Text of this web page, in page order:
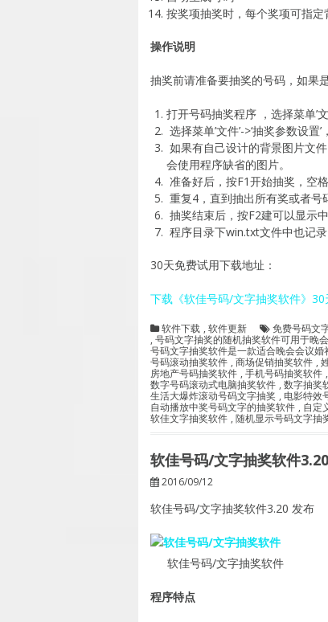
按奖项抽奖时，每个奖项可指定
操作说明
抽奖前请准备要抽奖的号码，如果
打开号码抽奖程序 ，选择菜单’
选择菜单’文件’->‘抽奖参数设
如果有自己设计的背景图片文件
会使用程序缺省的图片。
准备好后，按F1开始抽奖，空
重复4，直到抽出所有奖或者号
抽奖结束后，按F2建可以显示
程序目录下win.txt文件中也记
30天免费试用下载地址：
下载《软佳号码/文字抽奖软件》30
软件下载 , 软件更新 免费号码文
, 号码文字抽奖的随机抽奖软件可用于晚
号码文字抽奖软件是一款适合晚会会议
号码滚动抽奖软件 , 商场促销抽奖软件 ,
房地产号码抽奖软件 , 手机号码抽奖软件 ,
数字号码滚动式电脑抽奖软件 , 数字抽奖
生活大爆炸滚动号码文字抽奖 , 电影特效
自动播放中奖号码文字的抽奖软件 , 自定
软佳文字抽奖软件 , 随机显示号码文字抽
软佳号码/文字抽奖软件
2016/09/12
软佳号码/文字抽奖软件3.20 发布
软佳号码/文字抽奖软件
程序特点